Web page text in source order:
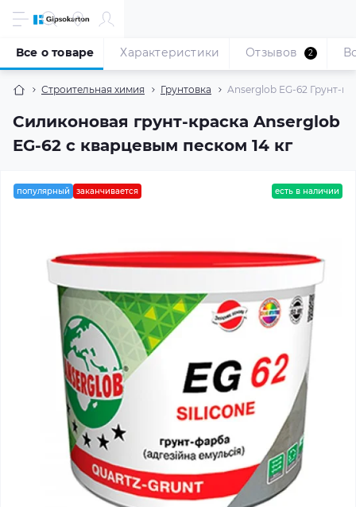
Строительная химия Грунтовка Anserglob EG-62 Грунт-
Силиконовая грунт-краска Anserglob
EG-62 с кварцевым песком 14 кг
Все о товаре Характеристики Отзывов 2
популярный заканчивается есть в наличии